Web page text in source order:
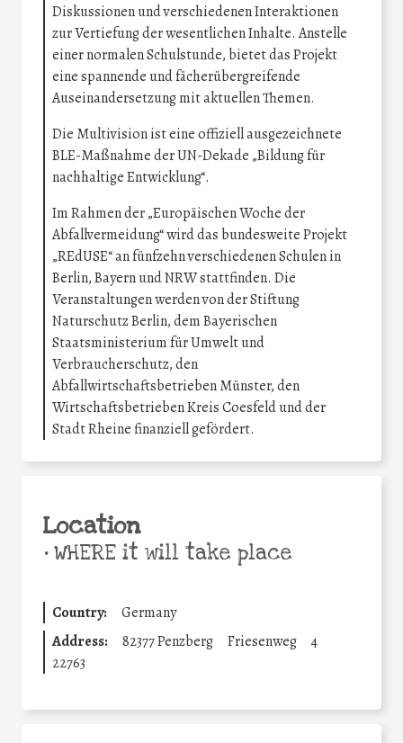
Diskussionen und verschiedenen Interaktionen
zur Vertiefung der wesentlichen Inhalte. Anstelle
einer normalen Schulstunde, bietet das Projekt
eine spannende und fächerübergreifende
Auseinandersetzung mit aktuellen Themen.
Die Multivision ist eine offiziell ausgezeichnete
BLE-Maßnahme der UN-Dekade „Bildung für
nachhaltige Entwicklung“.
Im Rahmen der „Europäischen Woche der
Abfallvermeidung“ wird das bundesweite Projekt
„REdUSE“ an fünfzehn verschiedenen Schulen in
Berlin, Bayern und NRW stattfinden. Die
Veranstaltungen werden von der Stiftung
Naturschutz Berlin, dem Bayerischen
Staatsministerium für Umwelt und
Verbraucherschutz, den
Abfallwirtschaftsbetrieben Münster, den
Wirtschaftsbetrieben Kreis Coesfeld und der
Stadt Rheine finanziell gefördert.
Location
•WHERE it will take place
Country:
Germany
Address:
82377 Penzberg Friesenweg
4
22763